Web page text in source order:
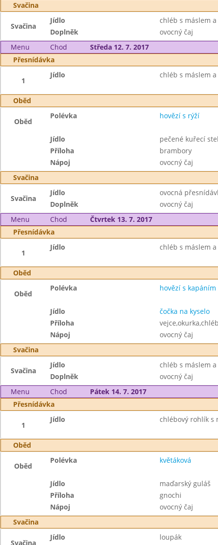
Svačina
Svačina
Jídlo
chléb s máslem
Doplněk
ovocný čaj
Menu
Chod
Středa 12. 7. 2017
Přesnídávka
1
Jídlo chléb s máslem
Oběd
Oběd
Polévka hovězí s rýží
Jídlo
pečené kuřecí
Příloha
brambory
Nápoj
ovocný čaj
Svačina
Svačina
Jídlo
ovocná
Doplněk
ovocný čaj
Menu
Chod
Čtvrtek 13. 7. 2017
Přesnídávka
1
Jídlo chléb s máslem
Oběd
Oběd
Polévka hovězí s kapáním
Jídlo
čočka na kyselo
Příloha
Nápoj
ovocný čaj
Svačina
Svačina
Jídlo
chléb s máslem
Doplněk
ovocný čaj
Menu
Chod
Pátek 14. 7. 2017
Přesnídávka
1
Jídlo chlébový rohlík s
Oběd
Oběd
Polévka květáková
Jídlo
maďarský guláš
Příloha
gnochi
Nápoj
ovocný čaj
Svačina
Svačina
Jídlo
loupák